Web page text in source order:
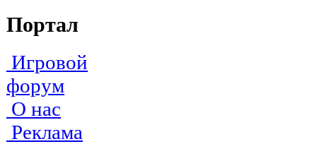
Портал
Игровой
форум
О нас
Реклама